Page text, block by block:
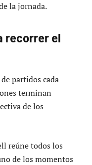
la jornada.
recorrer el
partidos cada
terminan
de los
reúne todos los
de los momentos